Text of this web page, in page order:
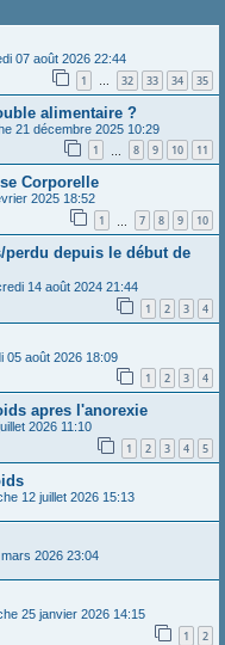
07 août 2026 22:44
1 … 32 33 34 35
alimentaire ?
21 décembre 2025 10:29
1 8 9 10 11
Corporelle
2025 18:52
1 7 8 9 10
depuis le début de
14 août 2024 21:44
1 2 3 4
05 août 2026 18:09
1 2 3 4
apres l'anorexie
2026 11:10
1 2 3 4 5
12 juillet 2026 15:13
2026 23:04
25 janvier 2026 14:15
1 2